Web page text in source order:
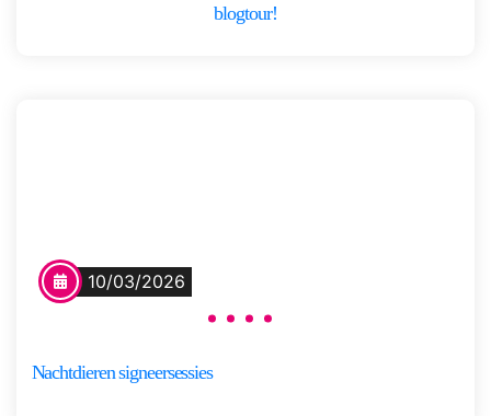
blogtour!
10/03/2026
Nachtdieren signeersessies